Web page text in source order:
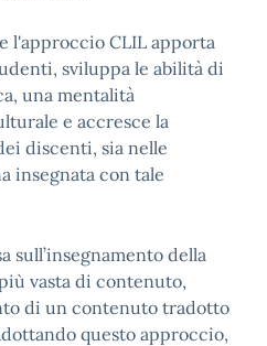
l'approccio CLIL apporta
sviluppa le abilità di
una mentalità
e accresce la
discenti, sia nelle
insegnata con tale
sull’insegnamento della
vasta di contenuto,
di un contenuto tradotto
questo approccio,